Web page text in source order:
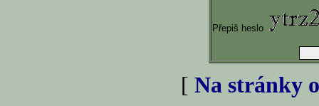
Přepiš heslo
[ Na stránky